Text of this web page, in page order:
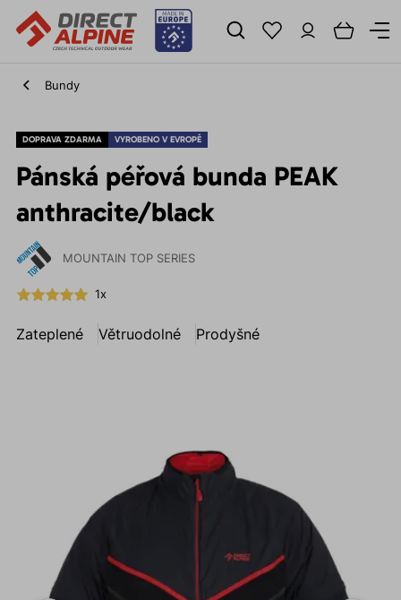
Bundy
DOPRAVA ZDARMA VYROBENO V EVROPĚ
Pánská péřová bunda PEAK
anthracite/black
MOUNTAIN TOP SERIES
1x
Zateplené Větruodolné Prodyšné